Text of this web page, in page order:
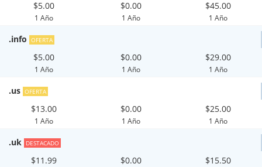
$5.00
1 Año
$0.00
1 Año
$45.00
1 Año
.info OFERTA
$5.00
1 Año
$0.00
1 Año
$29.00
1 Año
.us OFERTA
$13.00
1 Año
$0.00
1 Año
$25.00
1 Año
.uk DESTACADO
$11.99 $0.00 $15.50